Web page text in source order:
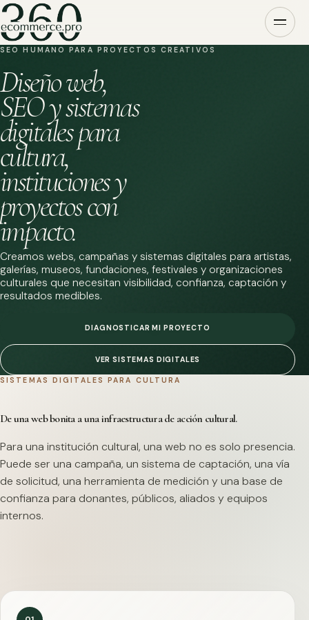
SEO HUMANO PARA PROYECTOS CREATIVOS
Diseño web,
SEO y sistemas
digitales para
cultura,
instituciones y
proyectos con
impacto.
Creamos webs, campañas y sistemas digitales para artistas,
galerías, museos, fundaciones, festivales y organizaciones
culturales que necesitan visibilidad, confianza, captación y
resultados medibles.
DIAGNOSTICAR MI PROYECTO
VER SISTEMAS DIGITALES
SISTEMAS DIGITALES PARA CULTURA
De una web bonita a una infraestructura de acción cultural.
Para una institución cultural, una web no es solo presencia.
Puede ser una campaña, un sistema de captación, una vía
de solicitud, una herramienta de medición y una base de
confianza para donantes, públicos, aliados y equipos
internos.